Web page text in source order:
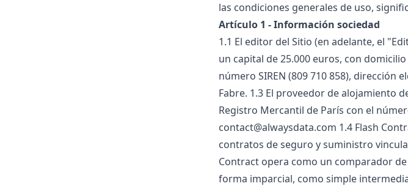
las condiciones generales de uso,
Artículo 1 - Información sociedad
1.1 El editor del Sitio (en adelante, el
un capital de 25.000 euros, con domicilio
número SIREN (809 710 858), dirección
Fabre. 1.3 El proveedor de alojamiento
Registro Mercantil de París con el
contact@alwaysdata.com 1.4 Flash
contratos de seguro y suministro
Contract opera como un comparador
forma imparcial, como simple